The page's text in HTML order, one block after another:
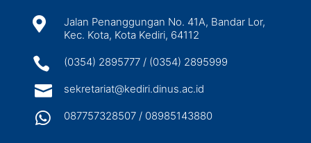

Jalan Penanggungan No. 41A, Bandar Lor,
Kec. Kota, Kota Kediri, 64112
 (0354) 2895777 / (0354) 2895999
 sekretariat@kediri.dinus.ac.id
 087757328507 / 08985143880